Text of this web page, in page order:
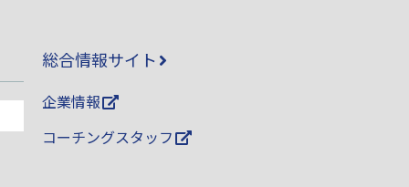
総合情報サイト
企業情報
コーチングスタッフ